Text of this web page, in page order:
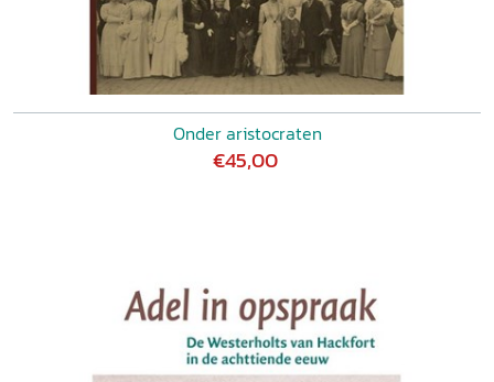
Onder aristocraten
€45,00